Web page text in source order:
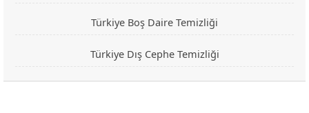
Türkiye Boş Daire Temizliği
Türkiye Dış Cephe Temizliği